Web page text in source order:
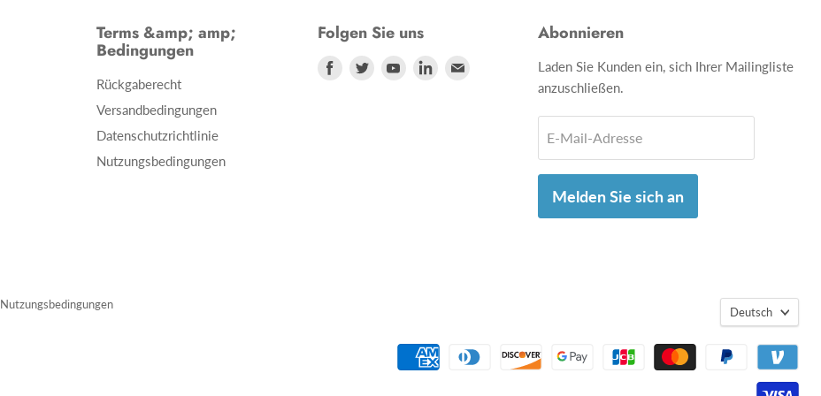
Terms &amp; amp;
Bedingungen
Rückgaberecht
Versandbedingungen
Datenschutzrichtlinie
Nutzungsbedingungen
Folgen Sie uns
Finden Finden Finden Finden
Abonnieren
Laden Sie Kunden ein, sich Ihrer Mailingliste
anzuschließen.
E-Mail-Adresse
Melden Sie sich an
Nutzungsbedingungen
Deutsch